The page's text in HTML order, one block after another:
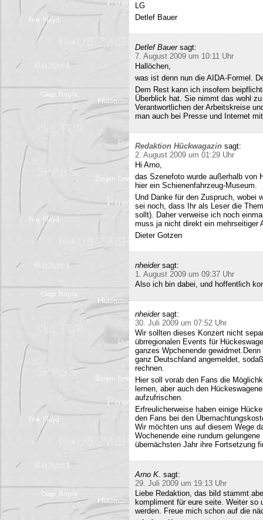
LG
Detlef Bauer
Detlef Bauer sagt:
7. August 2009 um 10:11 Uhr
Hallöchen,
was ist denn nun die AIDA-Formel.
Dem Rest kann ich insofern
Überblick hat. Sie nimmt das wohl
Verantwortlichen der Arbeitskreise
man auch bei Presse und Internet
Redaktion Hückwagazin sagt:
2. August 2009 um 01:29 Uhr
Hi Arno,
das Szenefoto wurde außerhalb von
hier ein Schienenfahrzeug-Museum.
Und Danke für den Zuspruch, wobei
sei noch, dass Ihr als Leser die
sollt). Daher verweise ich noch
muss ja nicht direkt ein mehrseitiger
Dieter Gotzen
nheider sagt:
1. August 2009 um 09:37 Uhr
Also ich bin dabei, und hoffentlich
nheider sagt:
30. Juli 2009 um 07:52 Uhr
Wir sollten dieses Konzert nicht
übrregionalen Events für
ganzes Wpchenende
ganz Deutschland angemeldet,
rechnen.
Hier soll vorab den Fans die
lernen, aber auch den
aufzufrischen.
Erfreulicherweise haben einige
den Fans bei den
Wir möchten uns auf diesem Wege
Wochenende eine rundum
übernächsten Jahr ihre Fortsetzung
Arno K. sagt:
29. Juli 2009 um 19:13 Uhr
Liebe Redaktion, das bild stammt
kompliment für eure seite. Weiter so
werden. Freue mich schon auf die